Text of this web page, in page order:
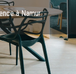
à Namur.